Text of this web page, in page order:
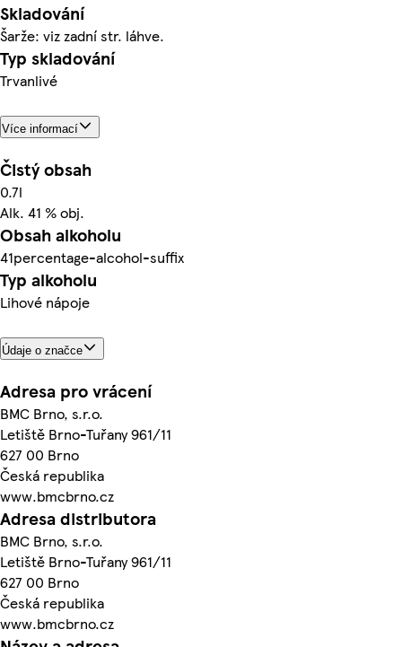
Skladování
Šarže: viz zadní str. láhve.
Typ skladování
Trvanlivé
Více informací
Čistý obsah
0.7l
Alk. 41 % obj.
Obsah alkoholu
41percentage-alcohol-suffix
Typ alkoholu
Lihové nápoje
Údaje o značce
Adresa pro vrácení
BMC Brno, s.r.o.
Letiště Brno-Tuřany 961/11
627 00 Brno
Česká republika
www.bmcbrno.cz
Adresa distributora
BMC Brno, s.r.o.
Letiště Brno-Tuřany 961/11
627 00 Brno
Česká republika
www.bmcbrno.cz